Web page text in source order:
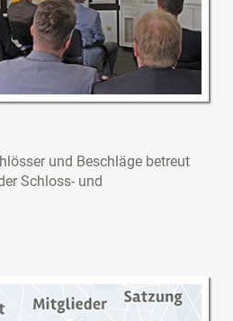
und Beschläge betreut
Schloss- und